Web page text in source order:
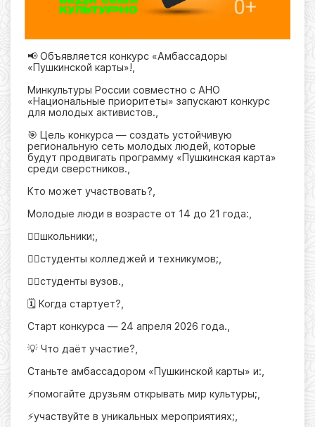
📢 Объявляется конкурс «Амбассадоры
«Пушкинской карты»!,
Минкультуры России совместно с АНО
«Национальные приоритеты» запускают конкурс
для молодых активистов.,
🎯 Цель конкурса — создать устойчивую
региональную сеть молодых людей, которые
будут продвигать программу «Пушкинская карта»
среди сверстников.,
Кто может участвовать?,
Молодые люди в возрасте от 14 до 21 года:,
🙋‍♂школьники;,
🙋‍♂студенты колледжей и техникумов;,
🙋‍♂студенты вузов.,
🗓 Когда стартует?,
Старт конкурса — 24 апреля 2026 года.,
💡 Что даёт участие?,
Станьте амбассадором «Пушкинской карты» и:,
⚡помогайте друзьям открывать мир культуры;,
⚡участвуйте в уникальных мероприятиях;,